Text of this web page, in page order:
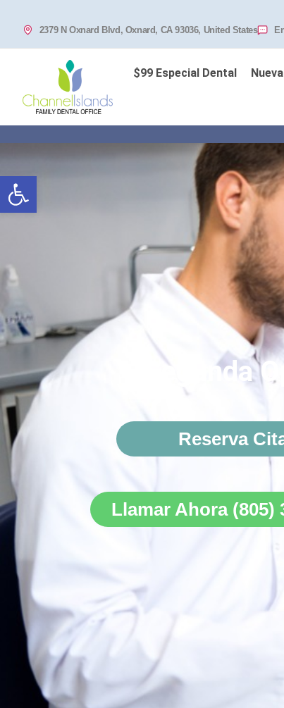
Abrir barra de herramientas
2379 N Oxnard Blvd, Oxnard, CA 93036, United States
$99 Especial Dental
Segunda
Reserva
Llamar Ahora (805)